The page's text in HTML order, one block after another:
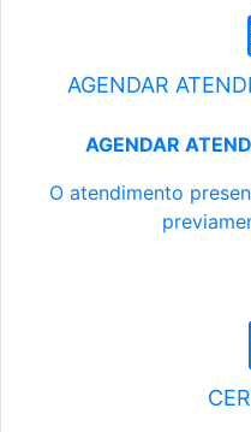
AGENDAR
AGENDAR
O atendimento